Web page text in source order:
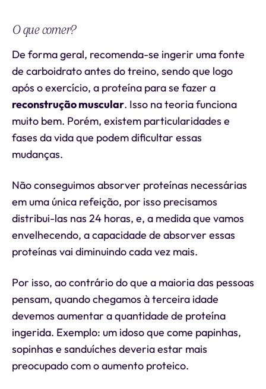
O que comer?
De forma geral, recomenda-se ingerir uma fonte
de carboidrato antes do treino, sendo que logo
após o exercício, a proteína para se fazer a
reconstrução muscular. Isso na teoria funciona
muito bem. Porém, existem particularidades e
fases da vida que podem dificultar essas
mudanças.
Não conseguimos absorver proteínas necessárias
em uma única refeição, por isso precisamos
distribui-las nas 24 horas, e, a medida que vamos
envelhecendo, a capacidade de absorver essas
proteínas vai diminuindo cada vez mais.
Por isso, ao contrário do que a maioria das pessoas
pensam, quando chegamos à terceira idade
devemos aumentar a quantidade de proteína
ingerida. Exemplo: um idoso que come papinhas,
sopinhas e sanduíches deveria estar mais
preocupado com o aumento proteico.